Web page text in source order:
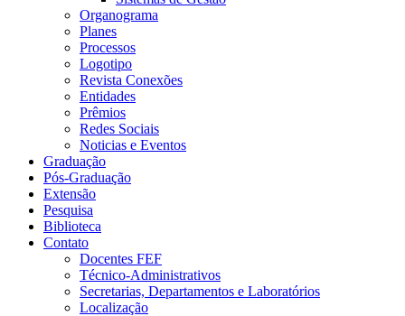
Organograma
Planes
Processos
Logotipo
Revista Conexões
Entidades
Prêmios
Redes Sociais
Noticias e Eventos
Graduação
Pós-Graduação
Extensão
Pesquisa
Biblioteca
Contato
Docentes FEF
Técnico-Administrativos
Secretarias, Departamentos e Laboratórios
Localização